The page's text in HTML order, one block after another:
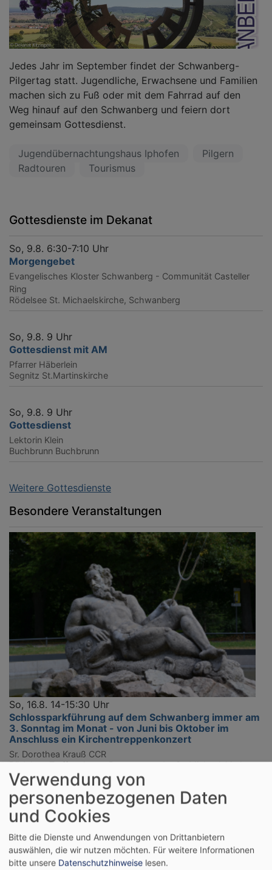
Jedes Jahr im September findet der Schwanberg-
Pilgertag statt. Jugendliche, Erwachsene und Familien
machen sich zu Fuß oder mit dem Fahrrad auf den
Weg hinauf auf den Schwanberg und feiern dort
gemeinsam Gottesdienst.
Jugendübernachtungshaus Iphofen
Pilgern
Radtouren
Tourismus
Gottesdienste im Dekanat
So, 9.8. 6:30-7:10 Uhr
Morgengebet
Evangelisches Kloster Schwanberg - Communität Casteller
Ring
Rödelsee St. Michaelskirche, Schwanberg
So, 9.8. 9 Uhr
Gottesdienst mit AM
Pfarrer Häberlein
Segnitz St.Martinskirche
So, 9.8. 9 Uhr
Gottesdienst
Lektorin Klein
Buchbrunn Buchbrunn
Weitere Gottesdienste
Besondere Veranstaltungen
So, 16.8. 14-15:30 Uhr
Schlossparkführung auf dem Schwanberg immer am
3. Sonntag im Monat - von Juni bis Oktober im
Anschluss ein Kirchentreppenkonzert
Sr. Dorothea Krauß CCR
Rödelsee Treffpunkt am Brunnen vor der St. Michaelskirche
Verwendung von
personenbezogenen Daten
und Cookies
Bitte die Dienste und Anwendungen von Drittanbietern
auswählen, die wir nutzen möchten. Für weitere Informationen
bitte unsere Datenschutzhinweise lesen.